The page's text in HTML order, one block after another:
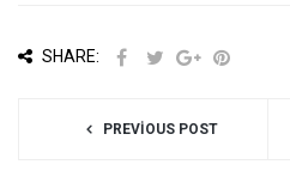
SHARE:
PREVIOUS POST